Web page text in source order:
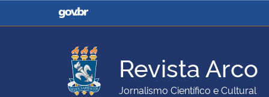
Casa Civil
Ministério da Justiça e
Ministério da Agricultura,
Pecuária e Abastecimento
Ministério da Educação
Revista Arco
Jornalismo Científico e Cultural